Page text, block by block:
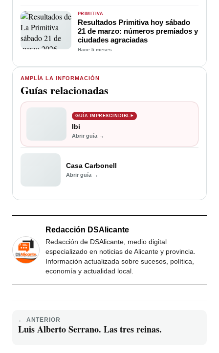
AMPLÍA LA INFORMACIÓN
Guías relacionadas
GUÍA IMPRESCINDIBLE
Ibi
Abrir guía →
Casa Carbonell
Abrir guía →
PRIMITIVA
Resultados Primitiva hoy sábado
21 de marzo: números premiados y
ciudades agraciadas
Hace 5 meses
Redacción DSAlicante
Redacción de DSAlicante, medio digital
especializado en noticias de Alicante y provincia.
Información actualizada sobre sucesos, política,
economía y actualidad local.
← ANTERIOR
Luis Alberto Serrano. Las tres reinas.